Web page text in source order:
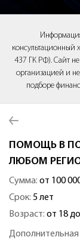
консультационный
437 ГК РФ). Сайт
организацией и
подборе
ПОМОЩЬ В
ЛЮБОМ
Сумма: от 100
Срок: 5 лет
Возраст: от 18